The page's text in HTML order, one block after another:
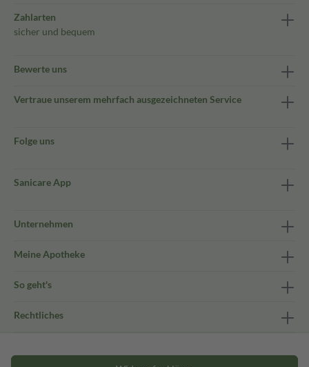
Zahlarten
sicher und bequem
Bewerte uns
Vertraue unserem mehrfach ausgezeichneten Service
Folge uns
Sanicare App
Unternehmen
Meine Apotheke
So geht's
Rechtliches